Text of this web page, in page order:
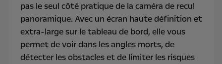
pas le seul côté pratique de la caméra de recul
panoramique. Avec un écran haute définition et
extra-large sur le tableau de bord, elle vous
permet de voir dans les angles morts, de
détecter les obstacles et de limiter les risques